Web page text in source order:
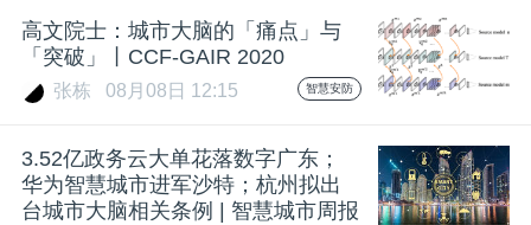
高文院士：城市大脑的「痛点」与
「突破」丨CCF-GAIR 2020
张栋 08月08日 12:15 智慧安防
3.52亿政务云大单花落数字广东；
华为智慧城市进军沙特；杭州拟出
台城市大脑相关条例 | 智慧城市周报